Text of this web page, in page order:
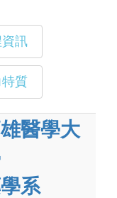
訊
質
醫學大
系